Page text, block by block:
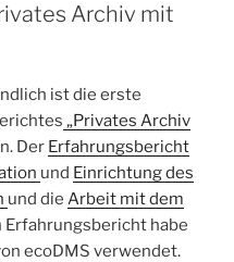
Archiv mit
ist die erste
„Privates Archiv
Der Erfahrungsbericht
und Einrichtung des
und die Arbeit mit dem
Erfahrungsbericht habe
ecoDMS verwendet.